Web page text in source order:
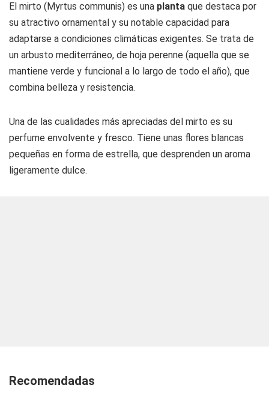
El mirto (Myrtus communis) es una planta que destaca por
su atractivo ornamental y su notable capacidad para
adaptarse a condiciones climáticas exigentes. Se trata de
un arbusto mediterráneo, de hoja perenne (aquella que se
mantiene verde y funcional a lo largo de todo el año), que
combina belleza y resistencia.
Una de las cualidades más apreciadas del mirto es su
perfume envolvente y fresco. Tiene unas flores blancas
pequeñas en forma de estrella, que desprenden un aroma
ligeramente dulce.
Recomendadas